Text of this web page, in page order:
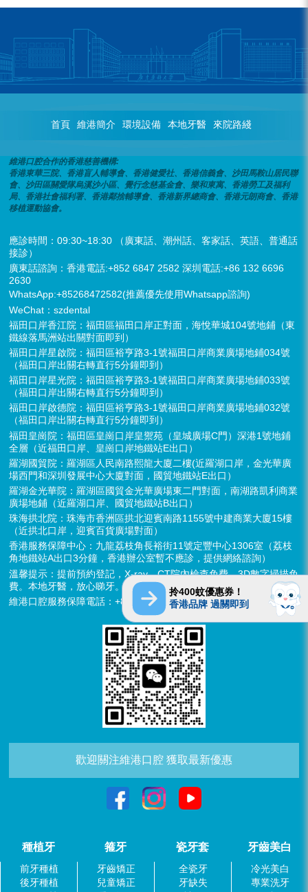
首頁 維港簡介 環境設備 本地牙醫 來院路綫
維港口腔合作的香港慈善機構:
香港東華三院、香港盲人輔導會、香港健愛社、香港信義會、沙田馬鞍山居民聯
會、沙田區關愛隊烏溪沙小區、覺行念慈基金會、樂和東寓、香港勞工及福利
局、香港社會福利署、香港鄰捨輔導會、香港新界總商會、香港元朗商會、香港
移植運動協會。
應診時間：09:30~18:30 （廣東話、潮州話、客家話、英語、普通話
接診）
廣東話諮詢：香港電話:+852 6847 2582 深圳電話:+86 132 6696
2630
WhatsApp:+85268472582(推薦優先使用Whatsapp諮詢)
WeChat：szdental
福田口岸香江院：福田區福田口岸正對面，海悅華城104號地鋪（東
鐵線落馬洲站出關對面即到）
福田口岸星啟院：福田區裕亨路3-1號福田口岸商業廣場地鋪034號
（福田口岸出關右轉直行5分鐘即到）
福田口岸星光院：福田區裕亨路3-1號福田口岸商業廣場地鋪033號
（福田口岸出關右轉直行5分鐘即到）
福田口岸啟德院：福田區裕亨路3-1號福田口岸商業廣場地鋪032號
（福田口岸出關右轉直行5分鐘即到）
福田皇崗院：福田區皇崗口岸皇禦苑（皇城廣場C門）深港1號地鋪
全層（近福田口岸、皇崗口岸地鐵站E出口）
羅湖國貿院：羅湖區人民南路熙龍大廈二樓(近羅湖口岸，金光華廣
場西門和深圳發展中心大廈對面，國貿地鐵站E出口）
羅湖金光華院：羅湖區國貿金光華廣場東二門對面，南湖路凱利商業
廣場地鋪（近羅湖口岸、國貿地鐵站B出口）
珠海拱北院：珠海市香洲區拱北迎賓南路1155號中建商業大廈15樓
（近拱北口岸，迎賓百貨廣場對面）
香港服務保障中心：九龍荔枝角長裕街11號定豐中心1306室（荔枝
角地鐵站A出口3分鐘，香港辦公室暫不應診，提供網絡諮詢）
溫馨提示：提前預約登記，X-ray、CT院內檢查免費，3D數字掃描免
費。本地牙醫，放心睇牙。另有速遞代收存放服務。
維港口腔服務保障電話：+852 6637 2280
歡迎關注維港口腔 獲取最新優惠
種植牙
前牙種植
後牙種植
箍牙
牙齒矯正
兒童矯正
瓷牙套
全瓷牙
牙缺失
牙齒美白
冷光美白
專業洗牙
拎400蚊優惠券！
香港品牌 過關即到